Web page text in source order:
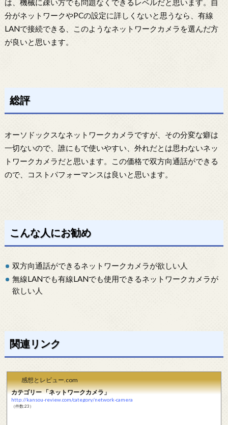
は、機械に疎い方でも問題なくできるレベルだと思います。自
分がネットワークやPCの設定に詳しくないと思うなら、有線
LANで接続できる、このようなネットワークカメラを選んだ方
が良いと思います。
総評
オーソドックスなネットワークカメラですが、その分変な癖は
一切ないので、誰にもで使いやすい、外れだとは思わないネッ
トワークカメラだと思います。この価格で双方向通話ができる
ので、コストパフォーマンスは良いと思います。
こんな人にお勧め
双方向通話ができるネットワークカメラが欲しい人
無線LANでも有線LANでも使用できるネットワークカメラが
欲しい人
関連リンク
感想とレビュー.com
カテゴリー 「ネットワークカメラ」
http://kansou-review.com/category/network-camera
（件数:23）